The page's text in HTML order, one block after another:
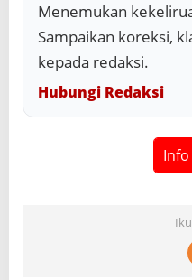
Menemukan
Sampaikan koreksi,
kepada redaksi.
Hubungi Redaksi